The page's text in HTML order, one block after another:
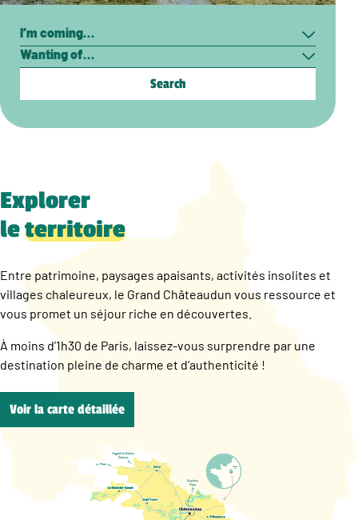
Search
Explorer
leterritoire
Entre patrimoine, paysages apaisants, activités insolites et
villages chaleureux, le Grand Châteaudun vous ressource et
vous promet un séjour riche en découvertes.
À moins d’1h30 de Paris, laissez-vous surprendre par une
destination pleine de charme et d’authenticité !
Voir la carte détaillée